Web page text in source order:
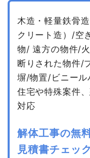
木造・軽量鉄骨
クリート造）/空
物/ 遠方の物件/
断りされた物件/
塀/物置/ビニー
住宅や特殊案件
対応
解体工事の無
見積書チェッ